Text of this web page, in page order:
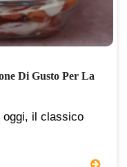
Di Gusto Per La
oggi, il classico